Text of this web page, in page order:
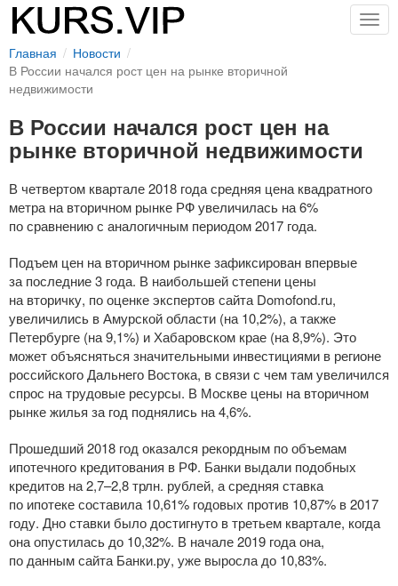
Главная
Новости
В России начался рост цен на рынке вторичной
недвижимости
В России начался рост цен на
рынке вторичной недвижимости
В четвертом квартале 2018 года средняя цена квадратного
метра на вторичном рынке РФ увеличилась на 6%
по сравнению с аналогичным периодом 2017 года.
Подъем цен на вторичном рынке зафиксирован впервые
за последние 3 года. В наибольшей степени цены
на вторичку, по оценке экспертов сайта Domofond.ru,
увеличились в Амурской области (на 10,2%), а также
Петербурге (на 9,1%) и Хабаровском крае (на 8,9%). Это
может объясняться значительными инвестициями в регионе
российского Дальнего Востока, в связи с чем там увеличился
спрос на трудовые ресурсы. В Москве цены на вторичном
рынке жилья за год поднялись на 4,6%.
Прошедший 2018 год оказался рекордным по объемам
ипотечного кредитования в РФ. Банки выдали подобных
кредитов на 2,7–2,8 трлн. рублей, а средняя ставка
по ипотеке составила 10,61% годовых против 10,87% в 2017
году. Дно ставки было достигнуто в третьем квартале, когда
она опустилась до 10,32%. В начале 2019 года она,
по данным сайта Банки.ру, уже выросла до 10,83%.